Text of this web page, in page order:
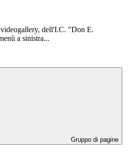
dell'I.C. "Don E.
a sinistra...
Gruppo di pagine